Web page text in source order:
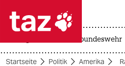
 taz zahl ich
taz zahl ich
bundeswehr
Startseite Politik Amerika